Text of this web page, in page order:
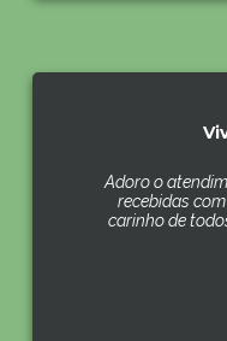
Adoro o
recebidas
carinho de